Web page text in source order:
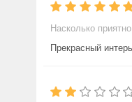
Насколько
Прекрасный